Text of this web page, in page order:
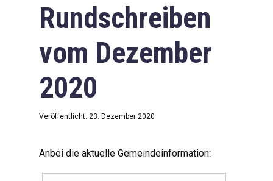
Rundschreiben
vom Dezember
2020
Veröffentlicht: 23. Dezember 2020
Anbei die aktuelle Gemeindeinformation: